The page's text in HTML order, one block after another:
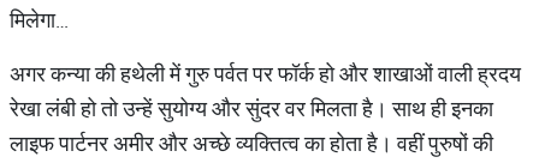
मिलेगा…
अगर कन्या की हथेली में गुरु पर्वत पर फॉर्क हो और शाखाओं वाली ह्रदय
रेखा लंबी हो तो उन्हें सुयोग्य और सुंदर वर मिलता है। साथ ही इनका
लाइफ पार्टनर अमीर और अच्छे व्यक्तित्व का होता है। वहीं पुरुषों की